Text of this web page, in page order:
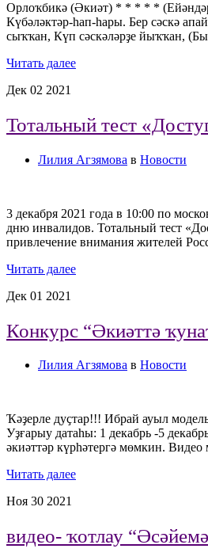
Орлоҡбикә (Әкиәт) * * * * *
Күбәләктәр-һап-һары. Бер сәскә
сыҡҡан, Күп сәскәләрҙе йыҡҡан,
Читать далее
Дек 02 2021
Тотальный тест
Лилия Агзямова в Новости
3 декабря 2021 года в 10:00 по
дню инвалидов. Тотальный тест
привлечение внимания жителей
Читать далее
Дек 01 2021
Конкурс “Әкиәттә
Лилия Агзямова в Новости
Ҡәҙерле дуҫтар!!! Ибрай ауыл
Уҙғарыу датаһы: 1 декабрь -5
әкиәттәр күрһәтергә мөмкин.
Читать далее
Ноя 30 2021
видео- ҡотлау